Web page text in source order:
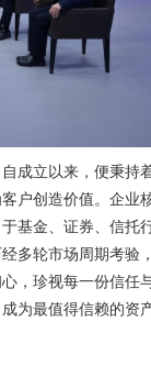
成立以来，便秉持
户创造价值。企业
基金、证券、信托
多轮市场周期考验
，珍视每一份信任
为最值得信赖的资